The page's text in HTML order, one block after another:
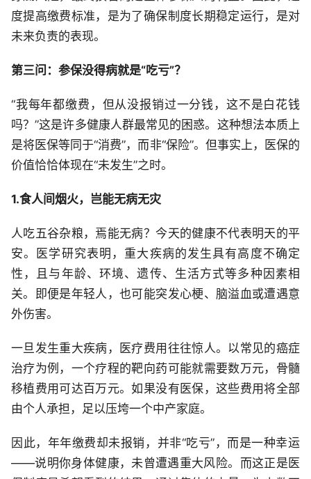
度提高缴费标准，是为了确保制度长期稳定运行，是对
未来负责的表现。
第三问：参保没得病就是“吃亏”？
“我每年都缴费，但从没报销过一分钱，这不是白花钱
吗？”这是许多健康人群最常见的困惑。这种想法本质上
是将医保等同于“消费”，而非“保险”。但事实上，医保的
价值恰恰体现在“未发生”之时。
1.食人间烟火，岂能无病无灾
人吃五谷杂粮，焉能无病？今天的健康不代表明天的平
安。医学研究表明，重大疾病的发生具有高度不确定
性，且与年龄、环境、遗传、生活方式等多种因素相
关。即便是年轻人，也可能突发心梗、脑溢血或遭遇意
外伤害。
一旦发生重大疾病，医疗费用往往惊人。以常见的癌症
治疗为例，一个疗程的靶向药可能就需要数万元，骨髓
移植费用可达百万元。如果没有医保，这些费用将全部
由个人承担，足以压垮一个中产家庭。
因此，年年缴费却未报销，并非“吃亏”，而是一种幸运
——说明你身体健康，未曾遭遇重大风险。而这正是医